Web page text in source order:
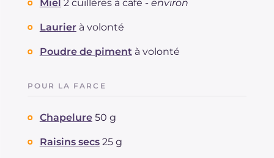
Miel 2 cuillères à café - environ
Laurier à volonté
Poudre de piment à volonté
POUR LA FARCE
Chapelure 50 g
Raisins secs 25 g